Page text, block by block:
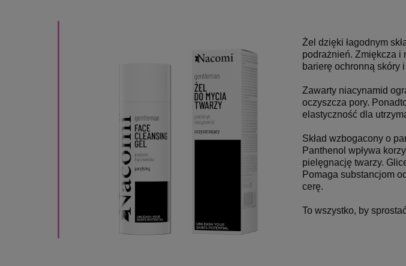
Żel dzięki łagodnym
podrażnień. Zmiękcza
barierę ochronną skóry
Zawarty niacynamid
oczyszcza pory.
elastyczność dla
Skład wzbogacony o
Panthenol wpływa
pielęgnację twarzy.
Pomaga substancjom
cerę.
To wszystko, by